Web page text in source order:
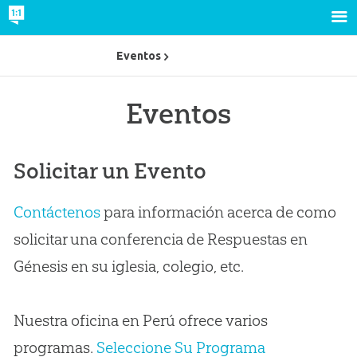
Eventos
Solicitar un Evento
Contáctenospara información acerca de como
solicitar una conferencia de Respuestas en
Génesis en su iglesia, colegio, etc.
Nuestra oficina en Perú ofrece varios
programas. Seleccione Su Programa
Eventos